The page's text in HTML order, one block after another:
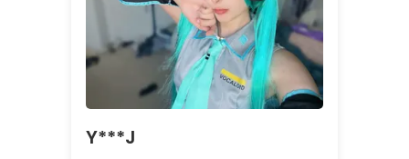
Y***J